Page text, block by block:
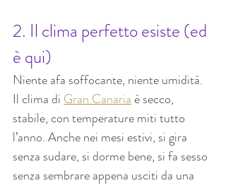
2. Il clima perfetto esiste (ed
è qui)
Niente afa soffocante, niente umidità.
Il clima di Gran Canaria è secco,
stabile, con temperature miti tutto
l’anno. Anche nei mesi estivi, si gira
senza sudare, si dorme bene, si fa sesso
senza sembrare appena usciti da una